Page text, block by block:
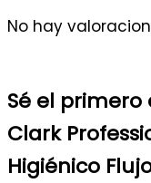
No hay
Sé el
Clark
Higiénico